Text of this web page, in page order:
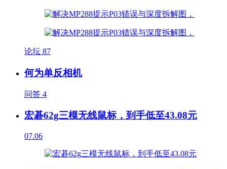
论坛 87
何为单反相机
问答 4
宏碁62g三模无线鼠标，到手低至43.08元
07.06